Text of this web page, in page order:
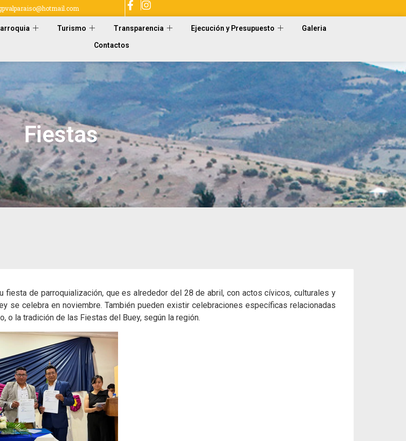
Turismo Transparencia Ejecución y Presupuesto Galeria
Contactos
Fiestas
fiesta de parroquialización, que es alrededor del 28 de abril, con actos cívicos, culturales y
se celebra en noviembre. También pueden existir celebraciones específicas relacionadas
o la tradición de las Fiestas del Buey, según la región.